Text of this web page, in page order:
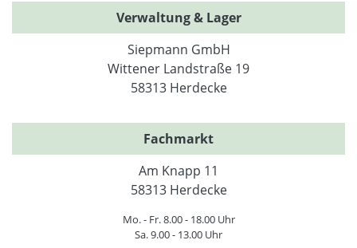
Verwaltung & Lager
Siepmann GmbH
Wittener Landstraße 19
58313 Herdecke
Fachmarkt
Am Knapp 11
58313 Herdecke
Mo. - Fr. 8.00 - 18.00 Uhr
Sa. 9.00 - 13.00 Uhr